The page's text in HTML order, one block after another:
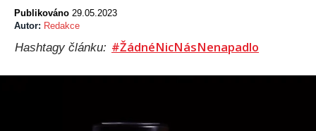
Publikováno 29.05.2023
Autor: Redakce
Hashtagy článku: #ŽádnéNicNásNenapadlo